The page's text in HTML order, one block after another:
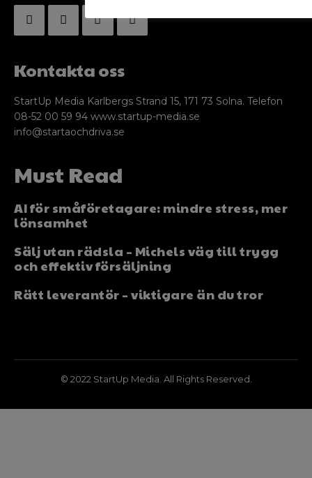
Kontakta oss
StartUp Media Karlbergs Strand 15, 171 73 Solna. Telefon
08-52 00 59 94 www.startup-media.se
info@startaochdriva.se
Must Read
AI för småföretagare: mindre stress, mer
lönsamhet
Sälj utan rädsla – Michels väg till trygg
och effektiv försäljning
Rätt leverantör – viktigare än du tror
© 2022 StartUp Media. All Rights Reserved.